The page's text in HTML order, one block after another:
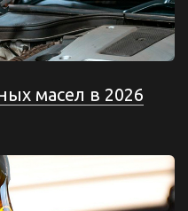
масел в 2026